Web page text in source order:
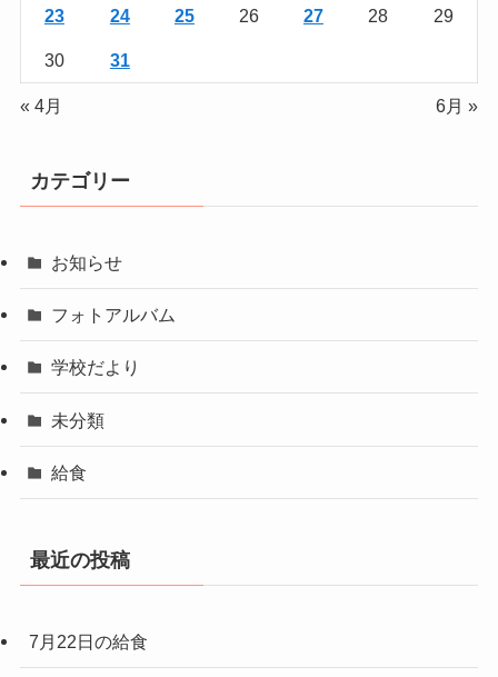
23 24 25 26 27 28 29
30 31
« 4月 6月 »
カテゴリー
お知らせ
フォトアルバム
学校だより
未分類
給食
最近の投稿
7月22日の給食